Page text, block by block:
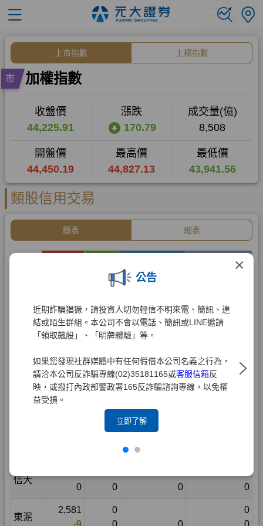
×
公告
近期詐騙猖獗，請投資人切勿輕信不明來電、簡訊、連
結或陌生群組。本公司不會以電話、簡訊或LINE邀請
「領取飆股」、「明牌體驗」等。
如果您發現社群媒體中有任何假借本公司名義之行為，
請洽本公司反詐騙專線(02)35181165或客服信箱反
映，或撥打內政部警政署165反詐騙諮詢專線，以免權
益受損。
立即了解